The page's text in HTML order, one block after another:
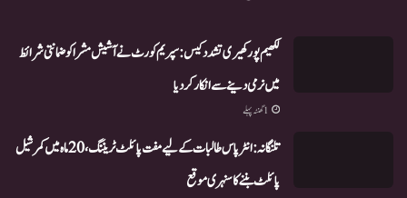
لکھیم پور کھیری تشدد کیس: سپریم کورٹ نے آشیش مشرا کو ضمانتی شرائط
میں نرمی دینے سے انکار کر دیا
1 گھنٹہ پہلے
تلنگانہ: انٹر پاس طالبات کے لیے مفت پائلٹ ٹریننگ، 20 ماہ میں کمرشیل
پائلٹ بننے کا سنہری موقع